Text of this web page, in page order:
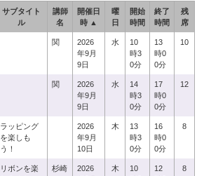
サブタイト
ル
講師
名
開催日
時 ▲
曜
日
開始
時間
終了
時間
残
席
関
2026
年9月
9日
水
10
時3
0分
13
時0
0分
10
関
2026
年9月
9日
水
14
時3
0分
17
時0
0分
12
ラッピング
を楽しも
う！
2026
年9月
10日
木
13
時3
0分
16
時0
0分
8
リボンを楽
杉崎
2026
木
10
12
8